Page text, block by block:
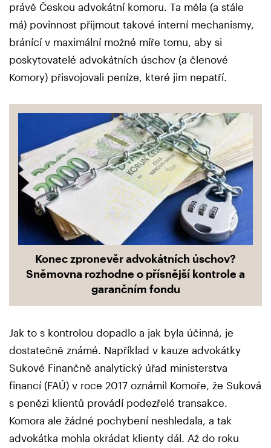
právě Českou advokátní komoru. Ta měla (a stále
má) povinnost přijmout takové interní mechanismy,
bránící v maximální možné míře tomu, aby si
poskytovatelé advokátních úschov (a členové
Komory) přisvojovali peníze, které jim nepatří.
Konec zpronevěr advokátních úschov?
Sněmovna rozhodne o přísnější kontrole a
garančním fondu
Jak to s kontrolou dopadlo a jak byla účinná, je
dostatečně známé. Například v kauze advokátky
Sukové Finančně analytický úřad ministerstva
financí (FAÚ) v roce 2017 oznámil Komoře, že Suková
s penězi klientů provádí podezřelé transakce.
Komora ale žádné pochybení neshledala, a tak
advokátka mohla okrádat klienty dál. Až do roku